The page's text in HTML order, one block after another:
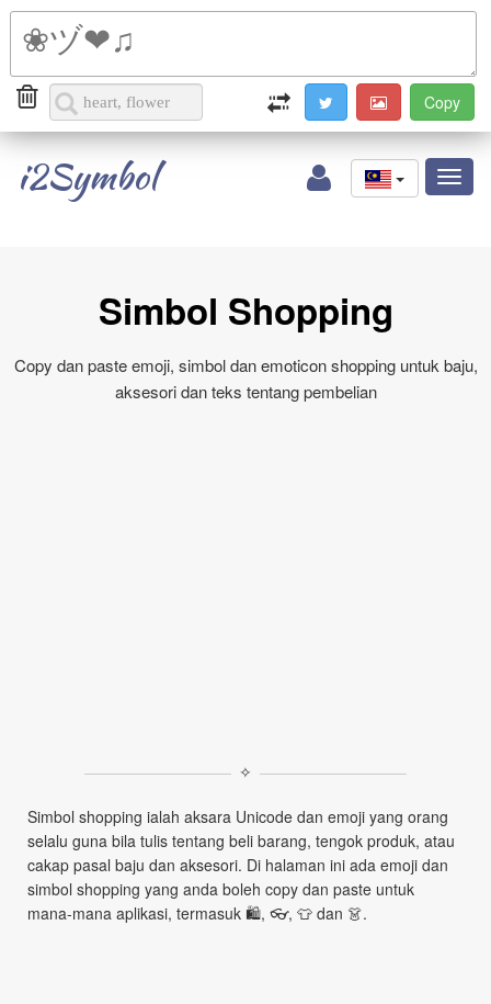
i2Symbol
Simbol Shopping
Copy dan paste emoji, simbol dan emoticon shopping untuk baju,
aksesori dan teks tentang pembelian
✧
Simbol shopping ialah aksara Unicode dan emoji yang orang
selalu guna bila tulis tentang beli barang, tengok produk, atau
cakap pasal baju dan aksesori. Di halaman ini ada emoji dan
simbol shopping yang anda boleh copy dan paste untuk
mana‑mana aplikasi, termasuk 🛍️, 👓, 👕 dan 👗.